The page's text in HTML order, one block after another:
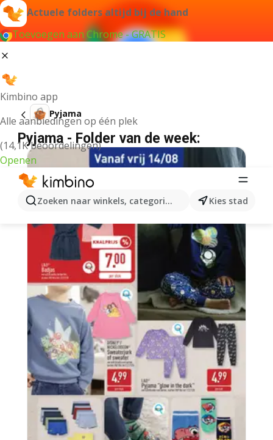
Actuele folders altijd bij de hand
Toevoegen aan Chrome - GRATIS
Kimbino app
Alle aanbiedingen op één plek
(14,1K beoordelingen)
Openen
Zoeken naar winkels, categorieën, producten...
Kies stad
Pyjama
Pyjama - Folder van de week: